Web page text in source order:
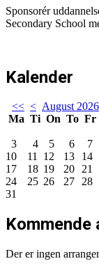
Sponsorér
Secondary School
Kalender
<< < August 2026
Ma Ti On To Fr
3
4 5 6 7
10
11 12 13 14
17
18 19 20 21
24
25 26 27 28
31
Kommende
Der er ingen